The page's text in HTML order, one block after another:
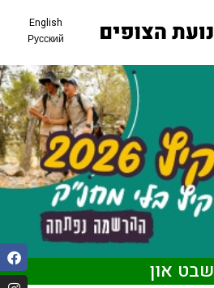
English
Русский
שבט און